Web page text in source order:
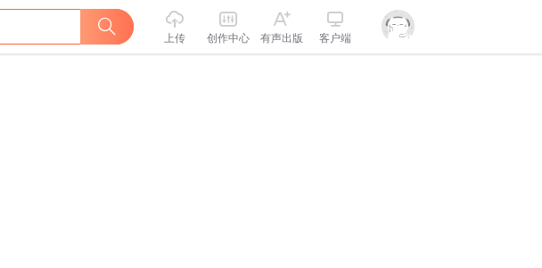
上传 创作中心 有声出版 客户端